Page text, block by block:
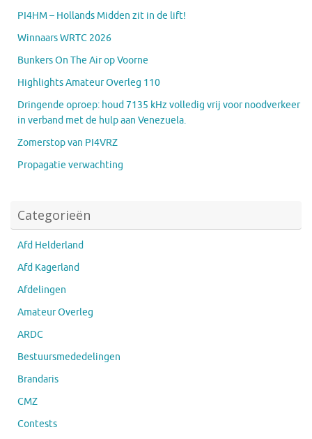
PI4HM – Hollands Midden zit in de lift!
Winnaars WRTC 2026
Bunkers On The Air op Voorne
Highlights Amateur Overleg 110
Dringende oproep: houd 7135 kHz volledig vrij voor noodverkeer
in verband met de hulp aan Venezuela.
Zomerstop van PI4VRZ
Propagatie verwachting
Categorieën
Afd Helderland
Afd Kagerland
Afdelingen
Amateur Overleg
ARDC
Bestuursmededelingen
Brandaris
CMZ
Contests